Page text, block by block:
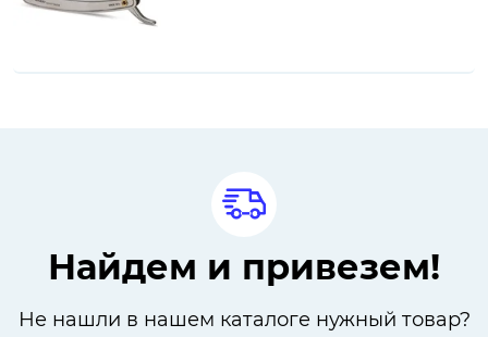
Найдем и привезем!
Не нашли в нашем каталоге нужный товар?